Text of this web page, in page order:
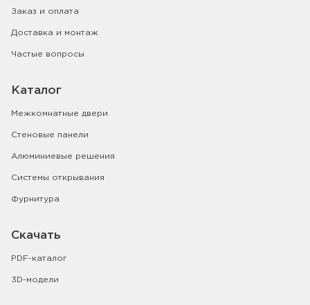
Заказ и оплата
Доставка и монтаж
Частые вопросы
Каталог
Межкомнатные двери
Стеновые панели
Алюминиевые решения
Системы открывания
Фурнитура
Скачать
PDF-каталог
3D-модели